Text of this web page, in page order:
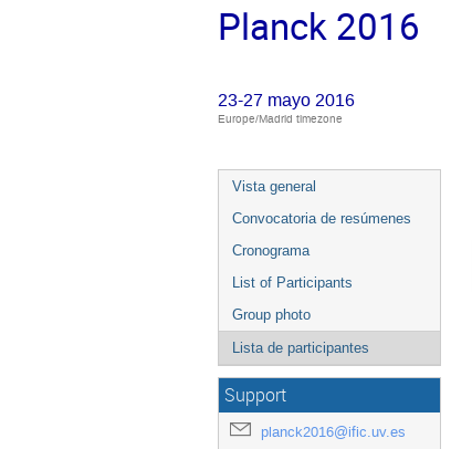
Planck 2016
23-27 mayo 2016
Europe/Madrid timezone
Vista general
Convocatoria de resúmenes
Cronograma
List of Participants
Group photo
Lista de participantes
Support
planck2016@ific.uv.es